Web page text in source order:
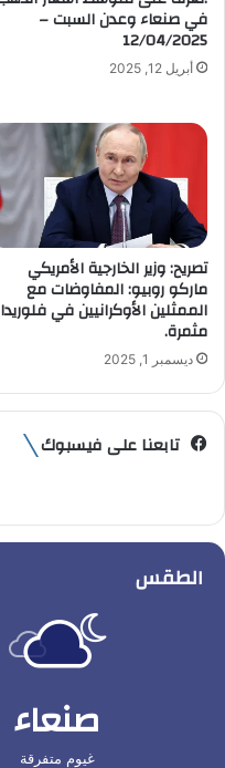
ر
و
ي
في صنعاء وعدن السبت –
12/04/2025
أبريل 12, 2025
تصريح: وزير الخارجية الأمريكي
ماركو روبيو: المفاوضات مع
الممثلين الأوكرانيين في فلوريدا
مثمرة.
ديسمبر 1, 2025
تابعنا على فيسبوك
الطقس
صنعاء
غيوم متفرقة